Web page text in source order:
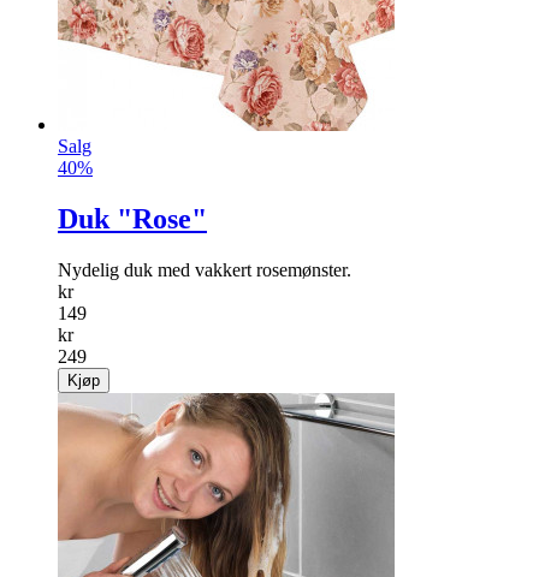
Salg
40%
Duk "Rose"
Nydelig duk med vakkert rosemønster.
kr
149
kr
249
Kjøp